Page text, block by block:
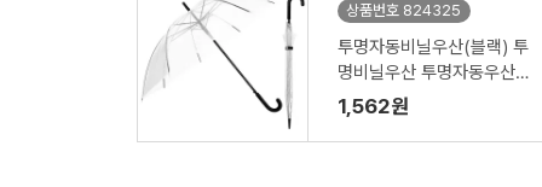
상품번호 824325
투명자동비닐우산(블랙) 투
명비닐우산 투명자동우산 /
인쇄제작가능(53-8K)
1,562원